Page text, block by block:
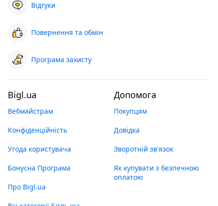
Відгуки
Повернення та обмін
Програма захисту
Bigl.ua
Вебмайстрам
Конфіденційність
Угода користувача
Бонусна Програма
Про Bigl.ua
Допомога
Покупцям
Довідка
Зворотній зв'язок
Як купувати з безпечною
оплатою